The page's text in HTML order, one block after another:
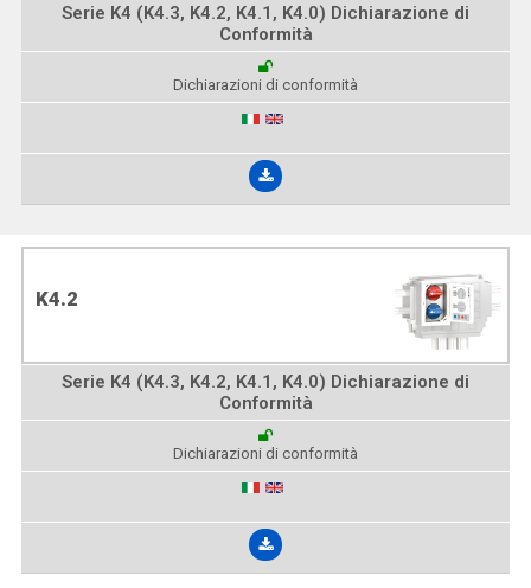
Serie K4 (K4.3, K4.2, K4.1, K4.0) Dichiarazione di
Conformità
Dichiarazioni di conformità
K4.2
Serie K4 (K4.3, K4.2, K4.1, K4.0) Dichiarazione di
Conformità
Dichiarazioni di conformità